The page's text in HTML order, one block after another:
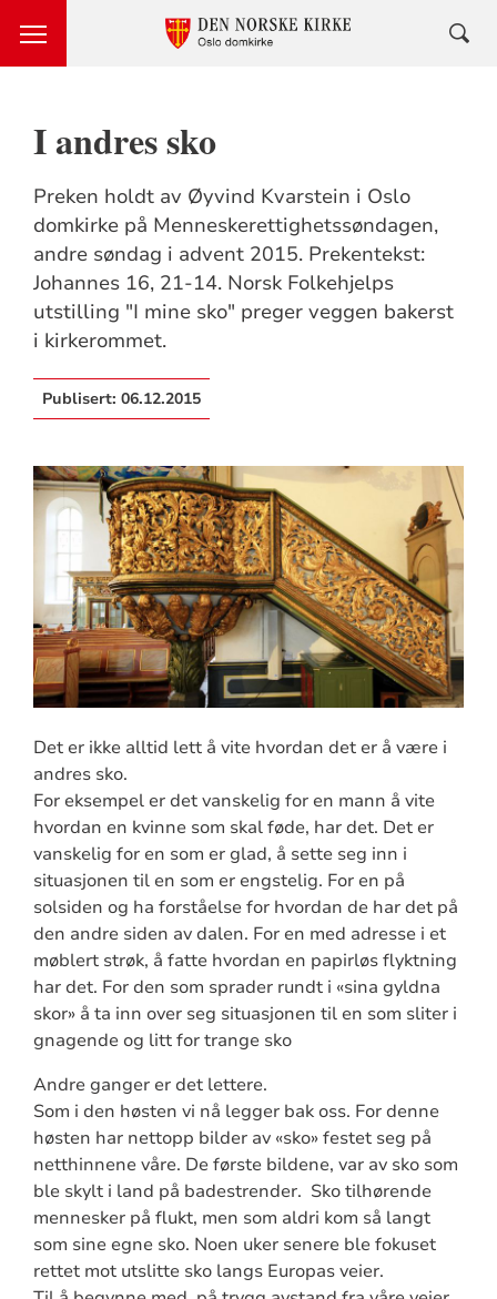
I andres sko
Preken holdt av Øyvind Kvarstein i Oslo
domkirke på Menneskerettighetssøndagen,
andre søndag i advent 2015. Prekentekst:
Johannes 16, 21-14. Norsk Folkehjelps
utstilling "I mine sko" preger veggen bakerst
i kirkerommet.
Publisert: 06.12.2015
Det er ikke alltid lett å vite hvordan det er å være i
andres sko.
For eksempel er det vanskelig for en mann å vite
hvordan en kvinne som skal føde, har det. Det er
vanskelig for en som er glad, å sette seg inn i
situasjonen til en som er engstelig. For en på
solsiden og ha forståelse for hvordan de har det på
den andre siden av dalen. For en med adresse i et
møblert strøk, å fatte hvordan en papirløs flyktning
har det. For den som sprader rundt i «sina gyldna
skor» å ta inn over seg situasjonen til en som sliter i
gnagende og litt for trange sko
Andre ganger er det lettere.
Som i den høsten vi nå legger bak oss. For denne
høsten har nettopp bilder av «sko» festet seg på
netthinnene våre. De første bildene, var av sko som
ble skylt i land på badestrender. Sko tilhørende
mennesker på flukt, men som aldri kom så langt
som sine egne sko. Noen uker senere ble fokuset
rettet mot utslitte sko langs Europas veier.